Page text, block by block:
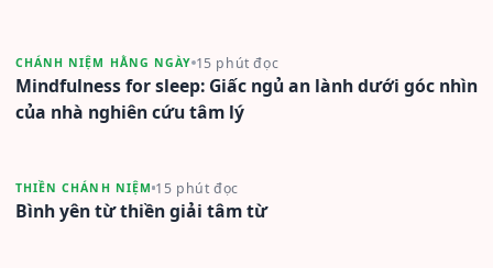
CHÁNH NIỆM HẰNG NGÀY 15 phút đọc
Mindfulness for sleep: Giấc ngủ an lành dưới góc nhìn
của nhà nghiên cứu tâm lý
THIỀN CHÁNH NIỆM 15 phút đọc
Bình yên từ thiền giải tâm từ